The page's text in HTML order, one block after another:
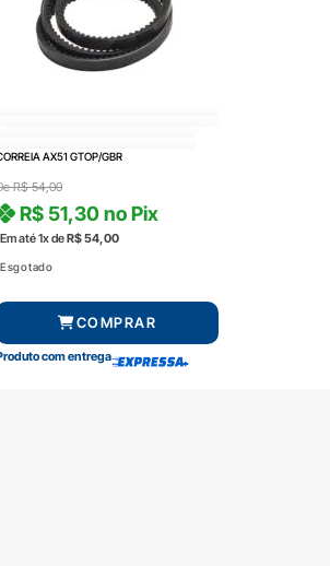
AX51 GTOP/GBR
R$54,00
Em até 1x deR$54,00
R$51,30 no Pix
Esgotado
COMPRAR
com entrega